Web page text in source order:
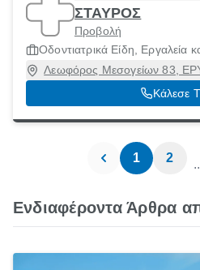
ΣΤΑΥΡΟΣ
Προβολή
Οδοντιατρικά Είδη, Εργαλεία
Λεωφόρος Μεσογείων 83,
[Δήμος],Κάλεσε
1 2
Ενδιαφέροντα Άρθρα